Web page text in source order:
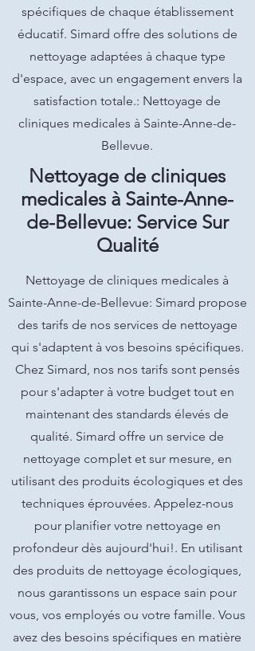
spécifiques de chaque établissement
éducatif. Simard offre des solutions de
nettoyage adaptées à chaque type
d'espace, avec un engagement envers la
satisfaction totale.: Nettoyage de
cliniques medicales à Sainte-Anne-de-
Bellevue.
Nettoyage de cliniques
medicales à Sainte-Anne-
de-Bellevue: Service Sur
Qualité
Nettoyage de cliniques medicales à
Sainte-Anne-de-Bellevue: Simard propose
des tarifs de nos services de nettoyage
qui s'adaptent à vos besoins spécifiques.
Chez Simard, nos nos tarifs sont pensés
pour s'adapter à votre budget tout en
maintenant des standards élevés de
qualité. Simard offre un service de
nettoyage complet et sur mesure, en
utilisant des produits écologiques et des
techniques éprouvées. Appelez-nous
pour planifier votre nettoyage en
profondeur dès aujourd'hui!. En utilisant
des produits de nettoyage écologiques,
nous garantissons un espace sain pour
vous, vos employés ou votre famille. Vous
avez des besoins spécifiques en matière